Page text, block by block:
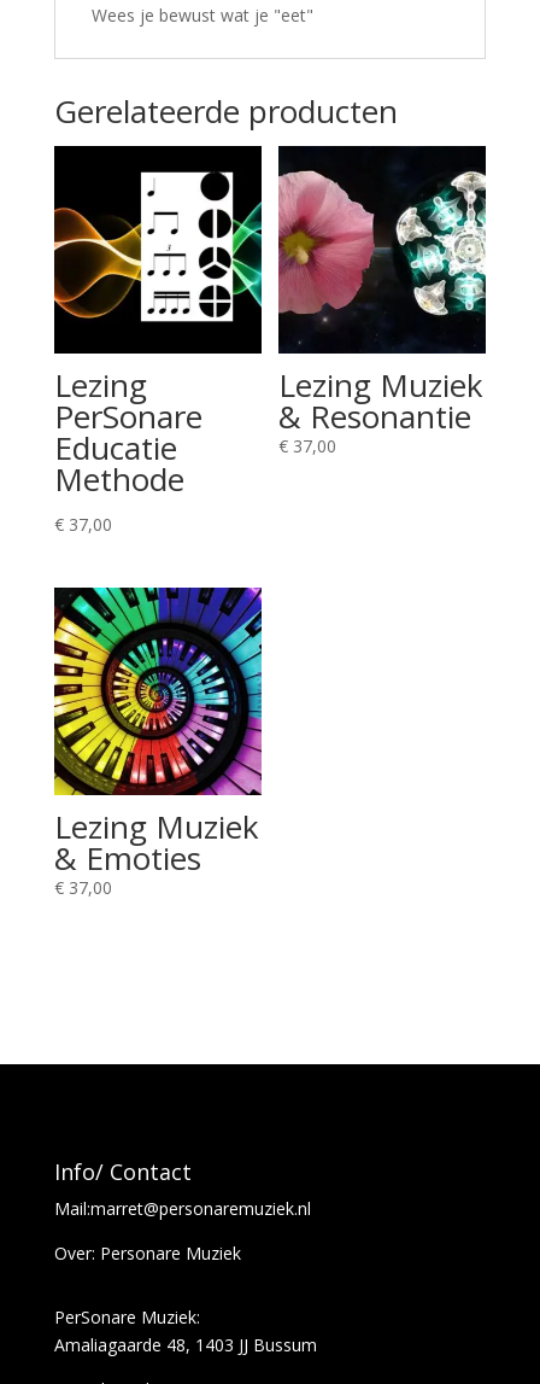
Wees je bewust wat je "eet"
Gerelateerde producten
Lezing
PerSonare
Educatie
Methode
€37,00
Lezing Muziek
& Resonantie
€ 37,00
Lezing Muziek
& Emoties
€37,00
Info/ Contact
Mail:marret@personaremuziek.nl
Over: Personare Muziek
PerSonare Muziek:
Amaliagaarde 48, 1403 JJ Bussum